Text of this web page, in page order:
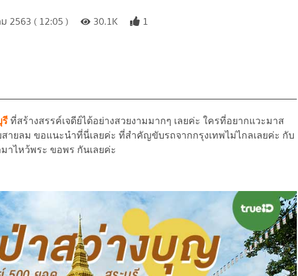
2563 ( 12:05 ) 30.1K 1
รี ที่สร้างสรรค์เจดีย์ได้อย่างสวยงามมากๆ เลยค่ะ ใครที่อยากแวะมาส
ายลม ขอแนะนำที่นี่เลยค่ะ ที่สำคัญขับรถจากกรุงเทพไม่ไกลเลยค่ะ กับ
มาไหว้พระ ขอพร กันเลยค่ะ